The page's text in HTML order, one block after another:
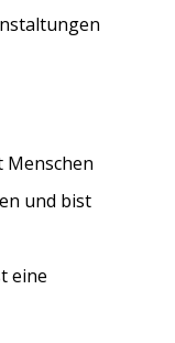
Menschen
und bist
eine